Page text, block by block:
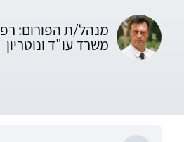
מנהל/ת הפורום:
משרד עו"ד ונוטריון